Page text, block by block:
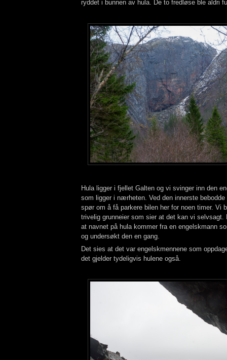
ryddet i bunnen av hula. De to fredløse ble aldri
Hula ligger i fjellet Galten og vi svinger inn den
som ligger i nærheten. Ved den innerste
spør om å få parkere bilen her for noen timer. Vi
trivelig grunneier som sier at det kan vi selvsagt.
at navnet på hula kommer fra en engelskmann
og undersøkt den en gang.
Det sies at det var engelskmennene som
det gjelder tydeligvis hulene også.